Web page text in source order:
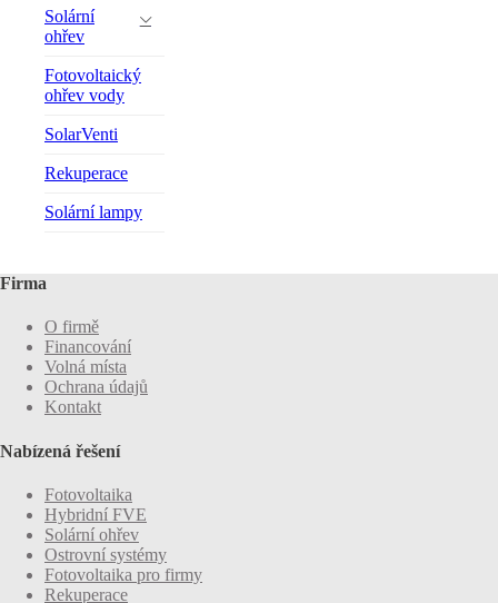
Solární
ohřev
Fotovoltaický
ohřev vody
SolarVenti
Rekuperace
Solární lampy
Firma
O firmě
Financování
Volná místa
Ochrana údajů
Kontakt
Nabízená řešení
Fotovoltaika
Hybridní FVE
Solární ohřev
Ostrovní systémy
Fotovoltaika pro firmy
Rekuperace